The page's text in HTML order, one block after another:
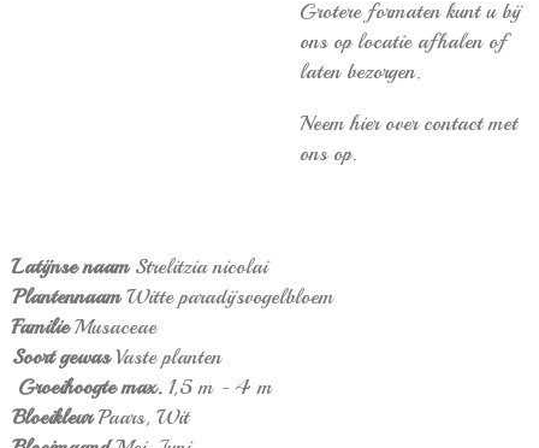
Grotere formaten kunt u bij
ons op locatie afhalen of
laten bezorgen.
Neem hier over contact met
ons op.
Latijnse naamStrelitzia nicolai
PlantennaamWitte paradijsvogelbloem
FamilieMusaceae
Soort gewasVaste planten
Groeihoogte max. 1,5 m - 4 m
BloeikleurPaars, Wit